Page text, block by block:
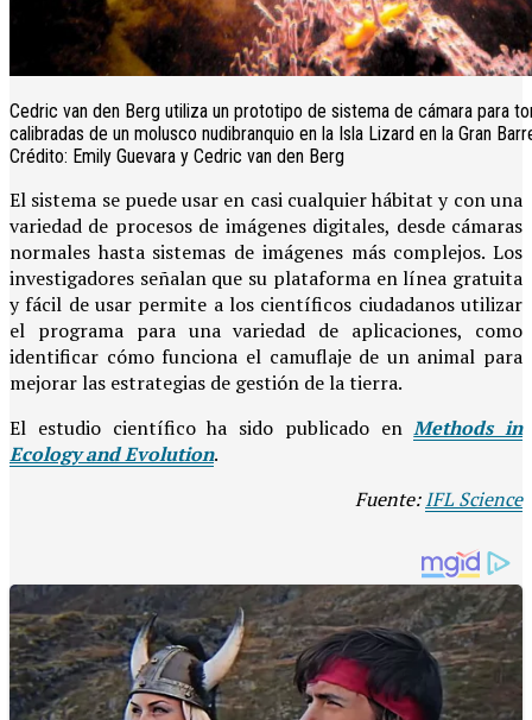
Cedric van den Berg utiliza un prototipo de sistema de cámara para
calibradas de un molusco nudibranquio en la Isla Lizard en la Gran
Crédito: Emily Guevara y Cedric van den Berg
El sistema se puede usar en casi cualquier hábitat y con una
variedad de procesos de imágenes digitales, desde cámaras
normales hasta sistemas de imágenes más complejos. Los
investigadores señalan que su plataforma en línea gratuita
y fácil de usar permite a los científicos ciudadanos utilizar
el programa para una variedad de aplicaciones, como
identificar cómo funciona el camuflaje de un animal para
mejorar las estrategias de gestión de la tierra.
El estudio científico ha sido publicado enMethods in
Ecology and Evolution.
Fuente:IFL Science